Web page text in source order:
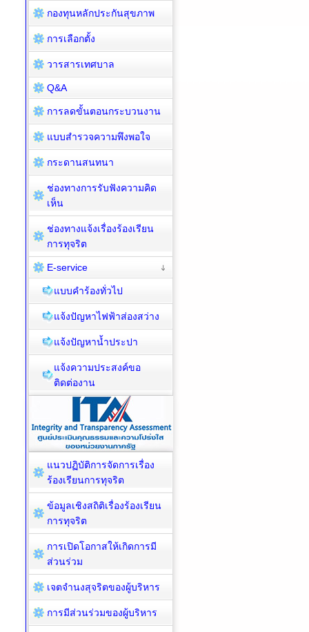
กองทุนหลักประกันสุขภาพ
การเลือกตั้ง
วารสารเทศบาล
Q&A
การลดขั้นตอนกระบวนงาน
แบบสำรวจความพึงพอใจ
กระดานสนทนา
ช่องทางการรับฟังความคิด
เห็น
ช่องทางแจ้งเรื่องร้องเรียน
การทุจริต
E-service
แบบคำร้องทั่วไป
แจ้งปัญหาไฟฟ้าส่องสว่าง
แจ้งปัญหาน้ำประปา
แจ้งความประสงค์ขอ
ติดต่องาน
แนวปฏิบัติการจัดการเรื่อง
ร้องเรียนการทุจริต
ข้อมูลเชิงสถิติเรื่องร้องเรียน
การทุจริต
การเปิดโอกาสให้เกิดการมี
ส่วนร่วม
เจตจำนงสุจริตของผู้บริหาร
การมีส่วนร่วมของผู้บริหาร